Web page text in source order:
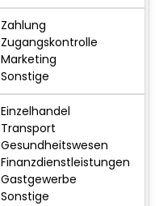
Zahlung
Zugangskontrolle
Marketing
Sonstige
Einzelhandel
Transport
Gesundheitswesen
Finanzdienstleistungen
Gastgewerbe
Sonstige